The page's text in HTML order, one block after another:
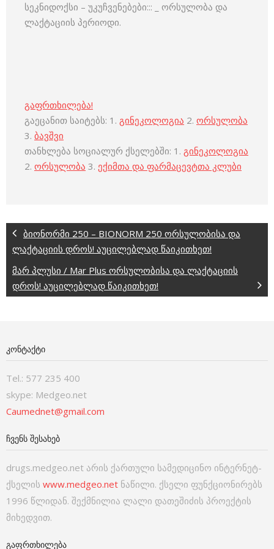
სეკნიდოქსი – უკუჩვენებები::: _ ორსულობა და
ლაქტაციის პერიოდი.
გაფრთხილება!
გაეცანით საიტებს: 1. გინეკოლოგია 2. ორსულობა
3. ბავშვი
თანხლება სოციალურ ქსელებში: 1. გინეკოლოგია
2. ორსულობა 3. ექიმთა და ფარმაცევტთა კლუბი
ბიონორმი 250 – BIONORM 250 ორსულობისა და
ლაქტაციის დროს! აუცილებლად წაიკითხეთ!
მარ პლუსი / Mar Plus ორსულობისა და ლაქტაციის
დროს! აუცილებლად წაიკითხეთ!
ᲙᲝᲜᲢᲐᲥᲢᲘ
Tel.: 577 235 400
skype: Medgeo.net
Caumednet@gmail.com
ᲩᲕᲔᲜᲡ ᲨᲔᲡᲐᲮᲔᲑ
drugs.medgeo.net არის ქართული სამედიცინო ინტერნეტ-
ქსელის www.medgeo.net ნაწილი. ქსელი ფუნქციონირებს
1996 წლიდან. შექმნილია ლალი დათეშიძის პროექტის
მიხედვით.
ᲒᲐᲤᲠᲗᲮᲘᲚᲔᲑᲐ